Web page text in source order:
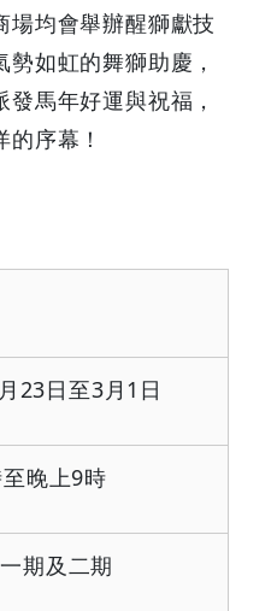
場均會舉辦醒獅獻技
如虹的舞獅助慶，
馬年好運與祝福，
序幕！
月 23日至3 月 1 日
晚上9時
期及二期